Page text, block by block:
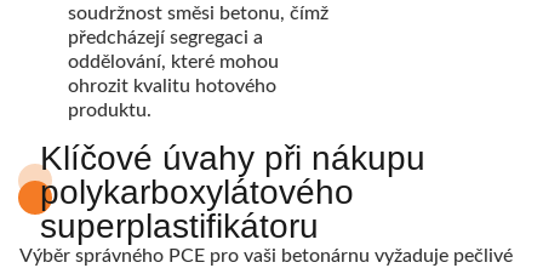
soudržnost směsi betonu, čímž
předcházejí segregaci a
oddělování, které mohou
ohrozit kvalitu hotového
produktu.
Klíčové úvahy při nákupu
polykarboxylátového
superplastifikátoru
Výběr správného PCE pro vaši betonárnu vyžaduje pečlivé